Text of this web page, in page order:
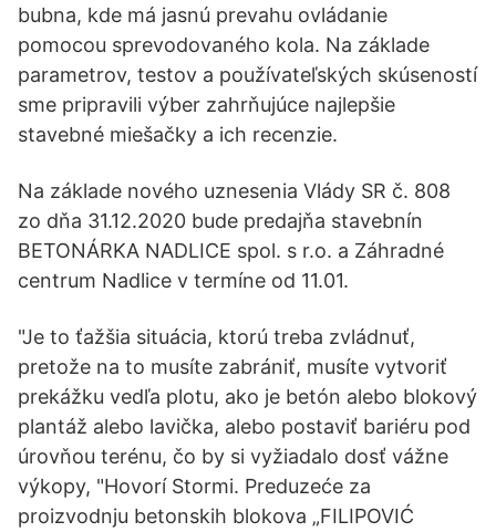
bubna, kde má jasnú prevahu ovládanie
pomocou sprevodovaného kola. Na základe
parametrov, testov a používateľských skúseností
sme pripravili výber zahrňujúce najlepšie
stavebné miešačky a ich recenzie.
Na základe nového uznesenia Vlády SR č. 808
zo dňa 31.12.2020 bude predajňa stavebnín
BETONÁRKA NADLICE spol. s r.o. a Záhradné
centrum Nadlice v termíne od 11.01.
"Je to ťažšia situácia, ktorú treba zvládnuť,
pretože na to musíte zabrániť, musíte vytvoriť
prekážku vedľa plotu, ako je betón alebo blokový
plantáž alebo lavička, alebo postaviť bariéru pod
úrovňou terénu, čo by si vyžiadalo dosť vážne
výkopy, "Hovorí Stormi. Preduzeće za
proizvodnju betonskih blokova „FILIPOVIĆ